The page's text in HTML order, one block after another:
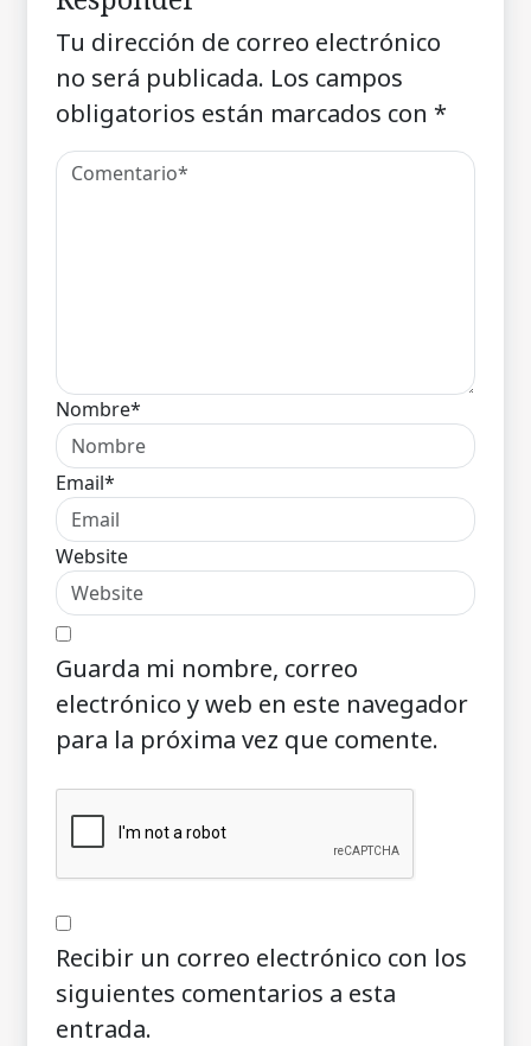
Tu dirección de correo electrónico
no será publicada. Los campos
obligatorios están marcados con *
Nombre*
Email*
Website
Guarda mi nombre, correo
electrónico y web en este navegador
para la próxima vez que comente.
Recibir un correo electrónico con los
siguientes comentarios a esta
entrada.